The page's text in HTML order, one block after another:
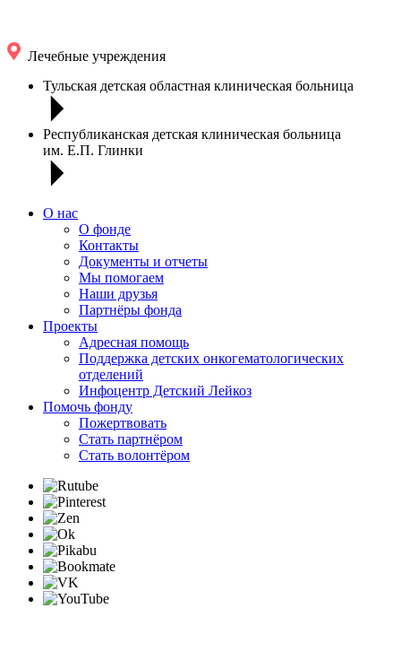
Лечебные учреждения
Тульская детская областная клиническая больница
Республиканская детская клиническая больница
им. Е.П. Глинки
О нас
О фонде
Контакты
Документы и отчеты
Мы помогаем
Наши друзья
Партнёры фонда
Проекты
Адресная помощь
Поддержка детских онкогематологических
отделений
Инфоцентр Детский Лейкоз
Помочь фонду
Пожертвовать
Стать партнёром
Стать волонтёром